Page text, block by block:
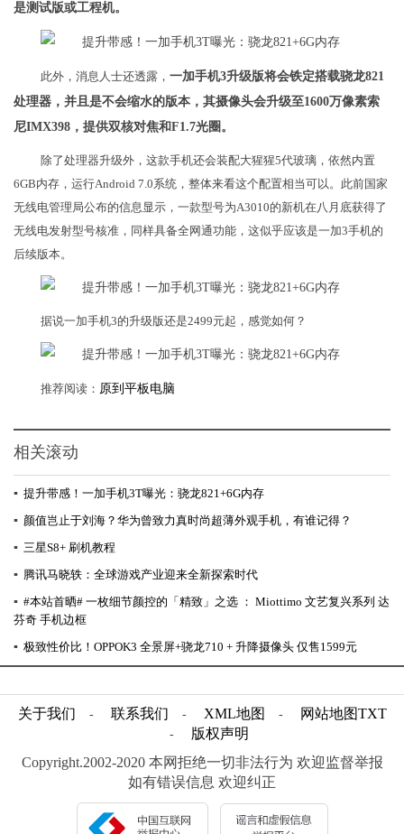
是测试版或工程机。
此外，消息人士还透露， 一加手机3升级版将会铁定搭载骁龙821
处理器，并且是不会缩水的版本，其摄像头会升级至1600万像素索
尼IMX398，提供双核对焦和F1.7光圈。
除了处理器升级外，这款手机还会装配大猩猩5代玻璃，依然内置
6GB内存，运行Android 7.0系统，整体来看这个配置相当可以。此前国家
无线电管理局公布的信息显示，一款型号为A3010的新机在八月底获得了
无线电发射型号核准，同样具备全网通功能，这似乎应该是一加3手机的
后续版本。
据说一加手机3的升级版还是2499元起，感觉如何？
推荐阅读： 原到平板电脑
相关滚动
▪ 提升带感！一加手机3T曝光：骁龙821+6G内存
▪ 颜值岂止于刘海？华为曾致力真时尚超薄外观手机，有谁记得？
▪ 三星S8+ 刷机教程
▪ 腾讯马晓轶：全球游戏产业迎来全新探索时代
▪ #本站首晒# 一枚细节颜控的「精致」之选 ： Miottimo 文艺复兴系列 达
芬奇 手机边框
▪ 极致性价比！OPPOK3 全景屏+骁龙710 + 升降摄像头 仅售1599元
关于我们 - 联系我们 - XML地图 - 网站地图TXT
-
版权声明
Copyright.2002-2020 本网拒绝一切非法行为 欢迎监督举报
如有错误信息 欢迎纠正